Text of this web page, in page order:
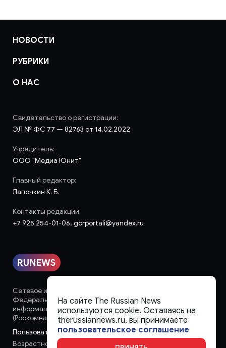
НОВОСТИ
РУБРИКИ
О НАС
Сетевое издание «runews» (18+) зарегистрировано в
Федеральной службе по надзору в сфере связи,
информационных технологий и массовых коммуникаций
(Роскомнадзор)
Пользовательское соглашение
Возрастное ограничение:
Свидетельство о регистрации:
ЭЛ № ФС 77 — 82763 от 14.02.2022
Учредитель:
ООО "Медиа Юнит"
Главный редактор:
Лапочкин К. Б.
Контакты редакции:
+7 925 254-01-06, gorportali@yandex.ru
На сайте The Russian News
используются cookie. Оставаясь на
therussiannews.ru, вы принимаете
пользовательское соглашение